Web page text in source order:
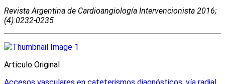
Revista Argentina de Cardioangiologí­a Intervencionista 2016;
(4):0232-0235
Artículo Original